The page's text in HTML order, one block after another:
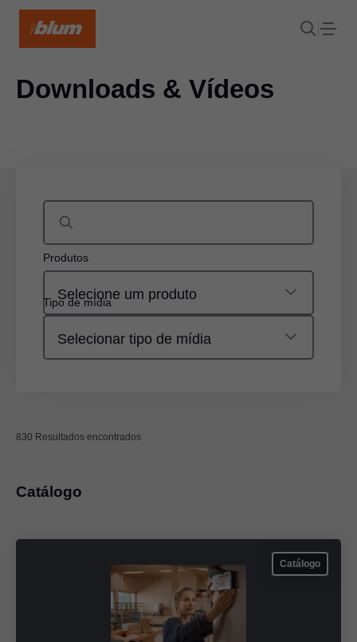
Downloads & Vídeos
Produtos
Selecione um produto
Tipo de mídia
Selecionar tipo de mídia
830 Resultados encontrados
Catálogo
Catálogo